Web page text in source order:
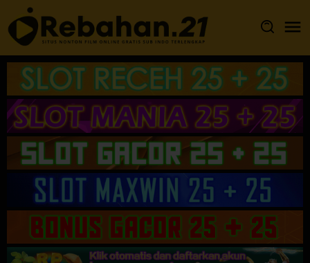
Loncat
ke
konten